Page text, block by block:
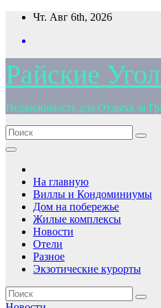
Перейти
содержимому
Чт. Авг 6th, 2026
Райские
Недвижимость для Отдыха за
На главную
Виллы и Кондоминиумы
Дом на побережье
Жилые комплексы
Новости
Отели
Разное
Экзотические курорты